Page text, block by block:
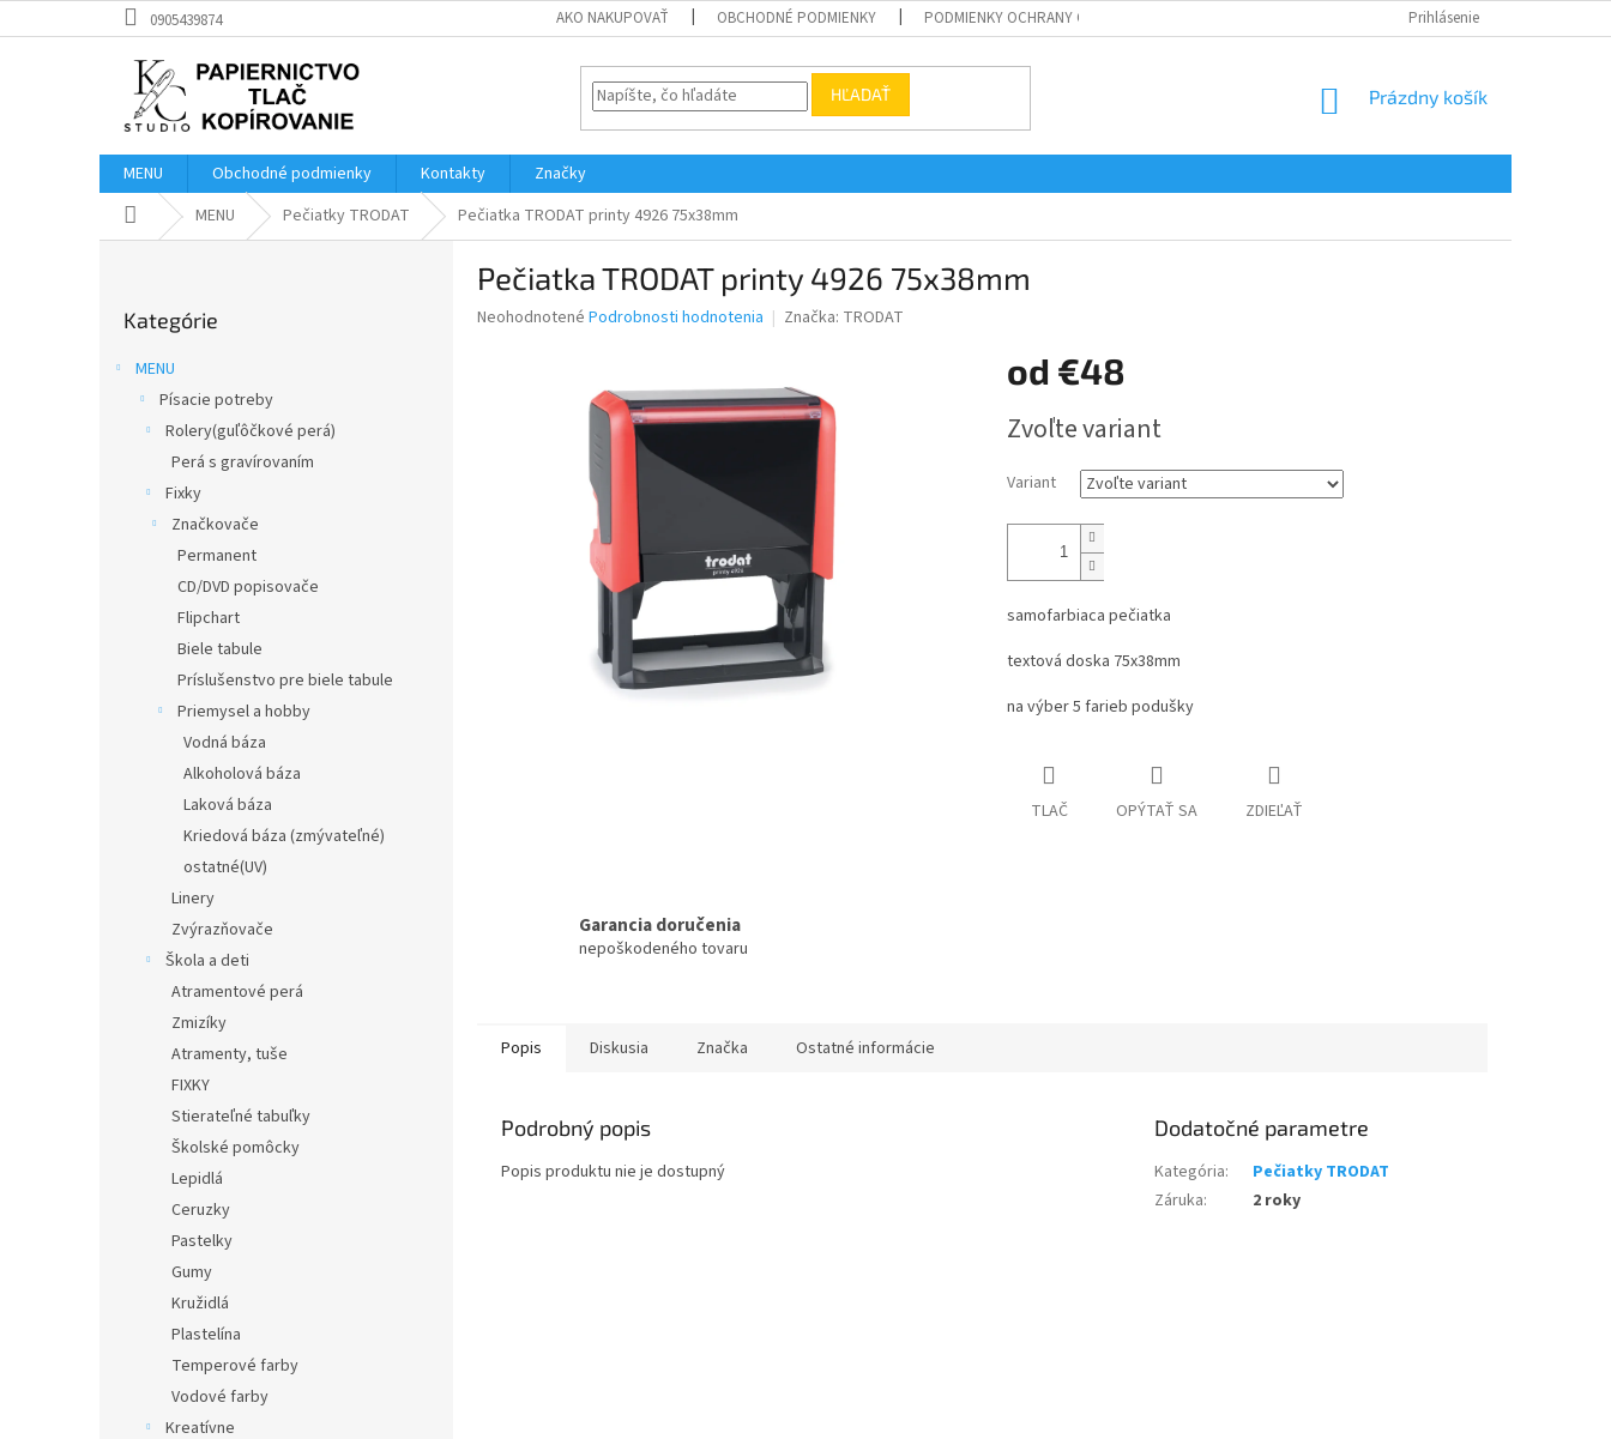
na
0905439874 AKO NAKUPOVAŤ OBCHODNÉ PODMIENKY PODMIENKY OCHRANY OSOBNÝCH ÚDAJOV Prihlásenie
HĽADAŤ
NÁKUPNÝ
Prázdny košík
MENU Obchodné podmienky Kontakty
Značky
DomovMENU Pečiatky TRODAT Pečiatka TRODAT printy 4926 75x38mm
kategórie
Kategórie
MENU
Písacie potreby
Rolery(guľôčkové perá)
Perá s gravírovaním
Fixky
Značkovače
Permanent
CD/DVD popisovače
Flipchart
Biele tabule
Príslušenstvo pre biele tabule
Priemysel a hobby
Vodná báza
Alkoholová báza
Laková báza
Kriedová báza (zmývateľné)
ostatné(UV)
Linery
Zvýrazňovače
Škola a deti
Atramentové perá
Zmizíky
Atramenty, tuše
FIXKY
Stierateľné tabuľky
Školské pomôcky
Lepidlá
Ceruzky
Pastelky
Gumy
Kružidlá
Plastelína
Temperové farby
Vodové farby
Kreatívne
Pečiatka TRODAT printy 4926 75x38mm
Priemerné
Neohodnotené Podrobnosti hodnotenia Značka: TRODAT
od €48
cena:
Zvoľte variant
Variant
samofarbiaca pečiatka
textová doska 75x38mm
na výber 5 farieb podušky
TLAČ OPÝTAŤ SA ZDIEĽAŤ
Garancia doručenia
nepoškodeného tovaru
Popis Diskusia Značka Ostatné informácie
Podrobný popis
Popis produktu nie je dostupný
Dodatočné parametre
Kategória:
Pečiatky TRODAT
Záruka: 2 roky